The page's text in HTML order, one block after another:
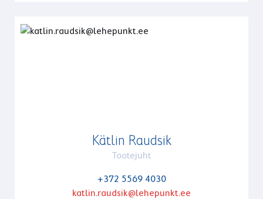
Kätlin Raudsik
Tootejuht
+372 5569 4030
katlin.raudsik@lehepunkt.ee